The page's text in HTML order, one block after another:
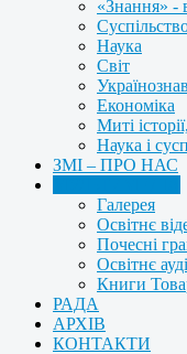
«Знання» -
Наука
Світ
Економіка
Миті
Наука і
ЗМІ – ПРО НАС
Галерея
Освітнє
Почесні
Освітнє
Книги
РАДА
АРХІВ
КОНТАКТИ